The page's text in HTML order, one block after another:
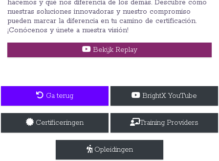
hacemos y qué nos diferencia de los demás. Descubre cómo
nuestras soluciones innovadoras y nuestro compromiso
pueden marcar la diferencia en tu camino de certificación.
¡Conócenos y únete a nuestra visión!
Bekijk Replay
Ga terug BrightX YouTube
Certificeringen Training Providers
Opleidingen